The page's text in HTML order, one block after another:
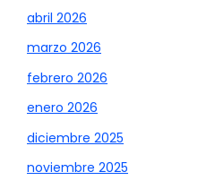
abril 2026
marzo 2026
febrero 2026
enero 2026
diciembre 2025
noviembre 2025